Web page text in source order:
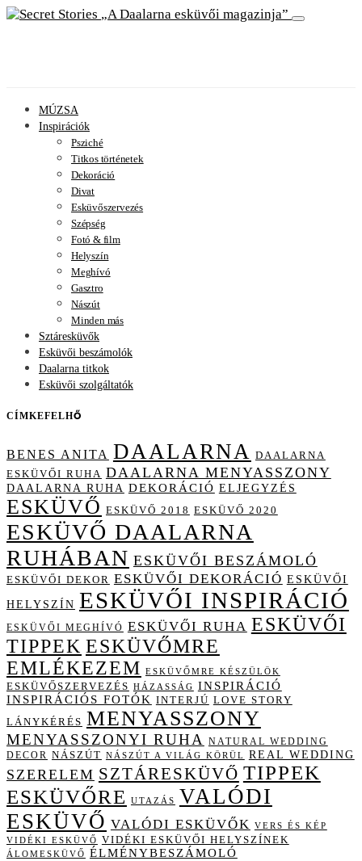
A Daalarna esküvői magazinja
MÚZSA
Inspirációk
Psziché
Titkos történetek
Dekoráció
Divat
Esküvőszervezés
Szépség
Fotó & film
Helyszín
Meghívó
Gasztro
Nászút
Minden más
Sztáresküvők
Esküvői beszámolók
Daalarna titkok
Esküvői szolgáltatók
CÍMKEFELHŐ
BENES ANITA DAALARNA DAALARNA
ESKÜVŐI RUHA DAALARNA MENYASSZONY
DAALARNA RUHA DEKORÁCIÓ ELJEGYZÉS
ESKÜVŐ ESKÜVŐ 2018 ESKÜVŐ 2020
ESKÜVŐ DAALARNA
RUHÁBAN ESKÜVŐI BESZÁMOLÓ
ESKÜVŐI DEKOR ESKÜVŐI DEKORÁCIÓ ESKÜVŐI
HELYSZÍN ESKÜVŐI INSPIRÁCIÓ
ESKÜVŐI MEGHÍVÓ ESKÜVŐI RUHA ESKÜVŐI
TIPPEK ESKÜVŐMRE
EMLÉKEZEM ESKÜVŐMRE KÉSZÜLÖK
ESKÜVŐSZERVEZÉS HÁZASSÁG INSPIRÁCIÓ
INSPIRÁCIÓS FOTÓK INTERJÚ LOVE STORY
LÁNYKÉRÉS MENYASSZONY
MENYASSZONYI RUHA
NATURAL WEDDING
DECOR NÁSZÚT NÁSZÚT A VILÁG KÖRÜL REAL WEDDING
SZERELEM SZTÁRESKÜVŐ TIPPEK
ESKÜVŐRE
UTAZÁS VALÓDI
ESKÜVŐ VALÓDI ESKÜVŐK VERS ÉS KÉP
VIDÉKI ESKÜVŐ VIDÉKI ESKÜVŐI HELYSZÍNEK
ÁLOMESKÜVŐ ÉLMÉNYBESZÁMOLÓ